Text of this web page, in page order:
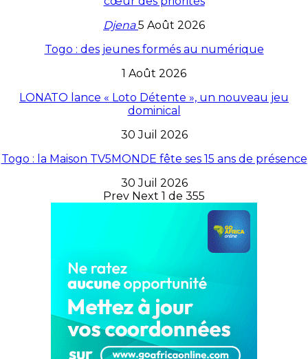
Djena5 Août 2026
Togo : des jeunes formés au numérique
1 Août 2026
LONATO lance « Loto Détente », un nouveau jeu
dominical
30 Juil 2026
Togo : la Maison TV5MONDE fête ses 15 ans de présence
30 Juil 2026
Prev Next 1 de 355